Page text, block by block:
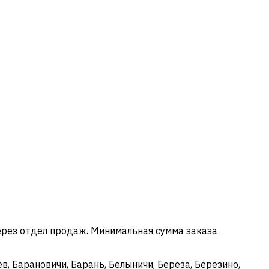
отдел продаж. Минимальная сумма заказа
Барановичи, Барань, Белыничи, Береза, Березино,